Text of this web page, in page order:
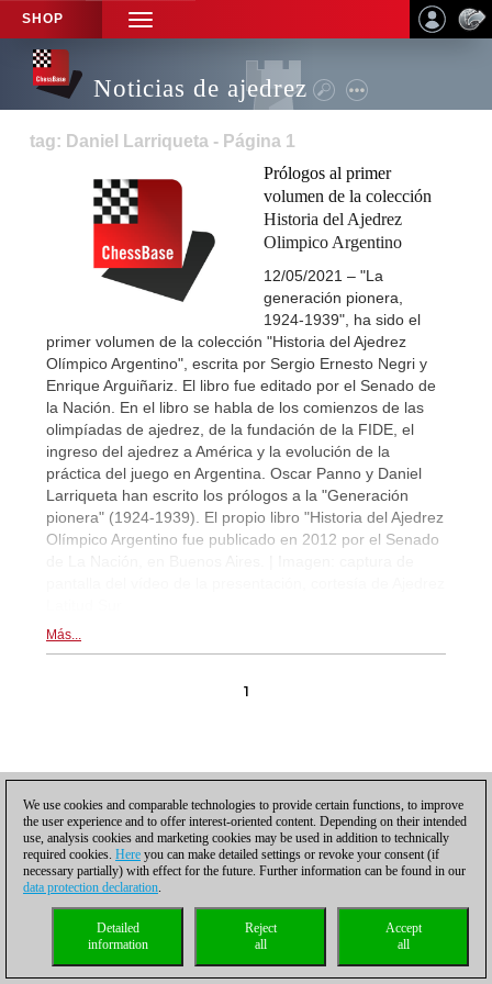
SHOP
TOGGLE
NAVIGATION
Noticias de ajedrez
tag: Daniel Larriqueta - Página 1
Prólogos al primer
volumen de la colección
Historia del Ajedrez
Olimpico Argentino
12/05/2021 – "La
generación pionera,
1924-1939", ha sido el
primer volumen de la colección "Historia del Ajedrez
Olímpico Argentino", escrita por Sergio Ernesto Negri y
Enrique Arguiñariz. El libro fue editado por el Senado de
la Nación. En el libro se habla de los comienzos de las
olimpíadas de ajedrez, de la fundación de la FIDE, el
ingreso del ajedrez a América y la evolución de la
práctica del juego en Argentina. Oscar Panno y Daniel
Larriqueta han escrito los prólogos a la "Generación
pionera" (1924-1939). El propio libro "Historia del Ajedrez
Olímpico Argentino fue publicado en 2012 por el Senado
Más...
1
Política de privacidad | Pie de imprenta|Para contactar|Cookies Management|
Licencias|Compliance Hotline|Inicio
© 2017 ChessBase GmbH | Osterbekstraße 90a | 22083 Hamburgo | Alemania
coldest news
We use cookies and comparable technologies to provide certain functions, to improve
the user experience and to offer interest-oriented content. Depending on their intended
use, analysis cookies and marketing cookies may be used in addition to technically
required cookies. Here you can make detailed settings or revoke your consent (if
necessary partially) with effect for the future. Further information can be found in our
data protection declaration.
Accept
all
Reject
all
Detailed
information